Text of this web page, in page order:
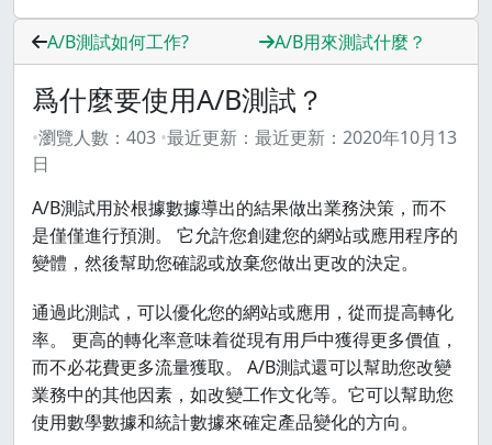
A/B測試如何工作? A/B用來測試什麼？
爲什麼要使用A/B測試？
瀏覽人數： 403 最近更新： 最近更新： 2020年10月13
日
A/B測試用於根據數據導出的結果做出業務決策，而不
是僅僅進行預測。 它允許您創建您的網站或應用程序的
變體，然後幫助您確認或放棄您做出更改的決定。
通過此測試，可以優化您的網站或應用，從而提高轉化
率。 更高的轉化率意味着從現有用戶中獲得更多價值，
而不必花費更多流量獲取。 A/B測試還可以幫助您改變
業務中的其他因素，如改變工作文化等。它可以幫助您
使用數學數據和統計數據來確定產品變化的方向。